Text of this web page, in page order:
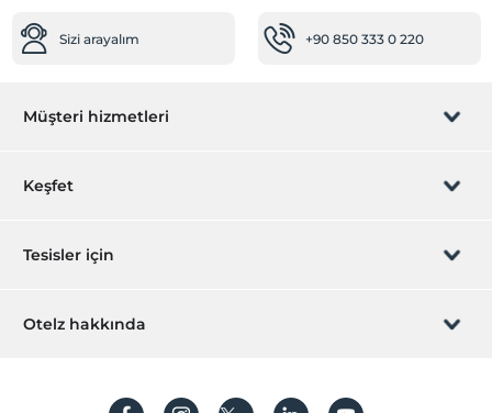
Sizi arayalım +90 850 333 0 220
Müşteri hizmetleri
Rezervasyon yönet
Sıkça sorulan sorular
Keşfet
Hediye Kart
Tesisler için
Hemen tesisinizi ekleyin
Otelz hakkında